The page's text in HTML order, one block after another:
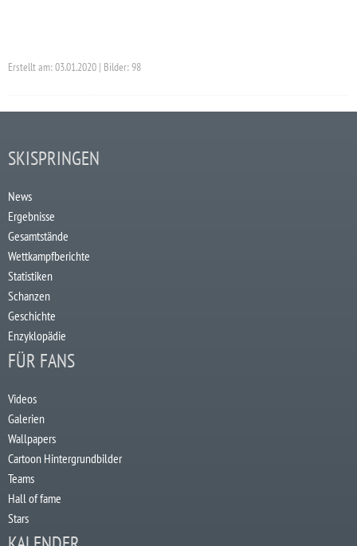
Erstellt am: 03.01.2020 | Bilder: 98
SKISPRINGEN
News
Ergebnisse
Gesamtstände
Wettkampfberichte
Statistiken
Schanzen
Geschichte
Enzyklopädie
FÜR FANS
Videos
Galerien
Wallpapers
Cartoon Hintergrundbilder
Teams
Hall of fame
Stars